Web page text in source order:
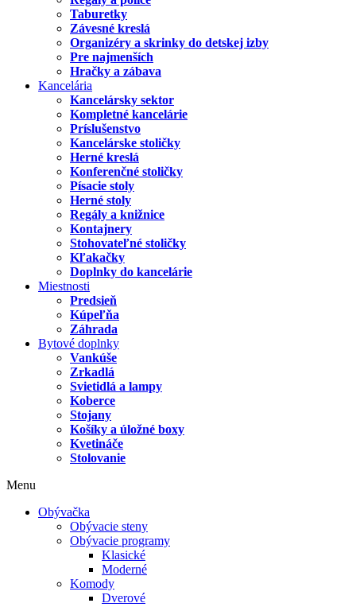
Taburetky
Závesné kreslá
Organizéry a skrinky do detskej izby
Pre najmenších
Hračky a zábava
Kancelária
Kancelársky sektor
Kompletné kancelárie
Príslušenstvo
Kancelárske stoličky
Herné kreslá
Konferenčné stoličky
Písacie stoly
Herné stoly
Regály a knižnice
Kontajnery
Stohovateľné stoličky
Kľakačky
Doplnky do kancelárie
Miestnosti
Predsieň
Kúpeľňa
Záhrada
Bytové doplnky
Vankúše
Zrkadlá
Svietidlá a lampy
Koberce
Stojany
Košíky a úložné boxy
Kvetináče
Stolovanie
Menu
Obývačka
Obývacie steny
Obývacie programy
Klasické
Moderné
Komody
Dverové